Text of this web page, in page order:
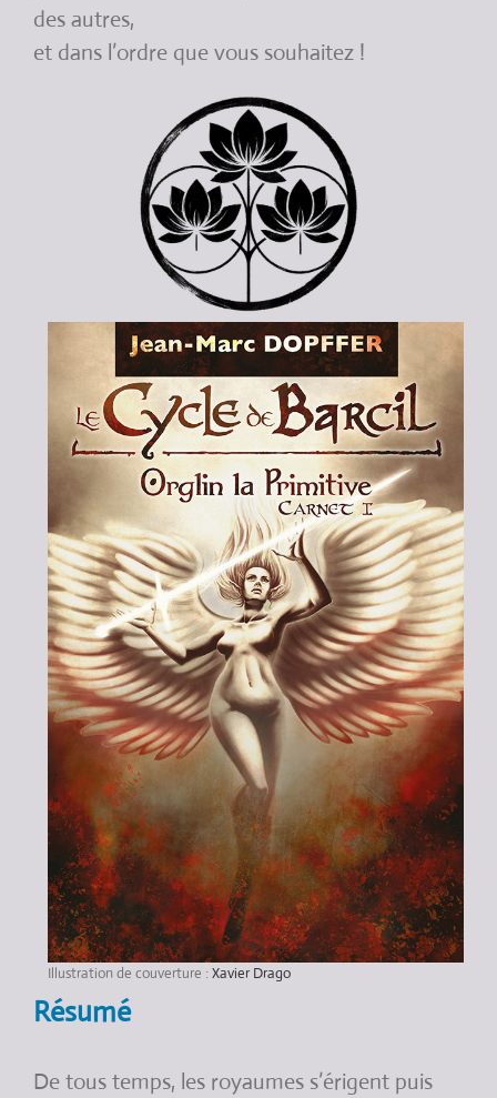
des autres,
et dans l’ordre que vous souhaitez !
Illustration de couverture : Xavier Drago
Résumé
De tous temps, les royaumes s’érigent puis